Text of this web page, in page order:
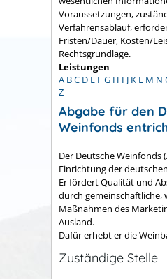
Voraussetzungen,
Verfahrensablauf,
Fristen/Dauer, Kosten/
Rechtsgrundlage.
Leistungen
A BC D E FG H I J K L M N
Z
Abgabe für den
Weinfonds
Der Deutsche Weinfonds
Einrichtung der
Er fördert Qualität und
durch
Maßnahmen des
Ausland.
Dafür erhebt er die
Zuständige Stelle